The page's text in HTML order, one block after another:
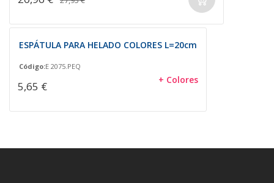
ESPÁTULA PARA HELADO COLORES L=20cm
Código:E 2075.PEQ
5,65 € + Colores